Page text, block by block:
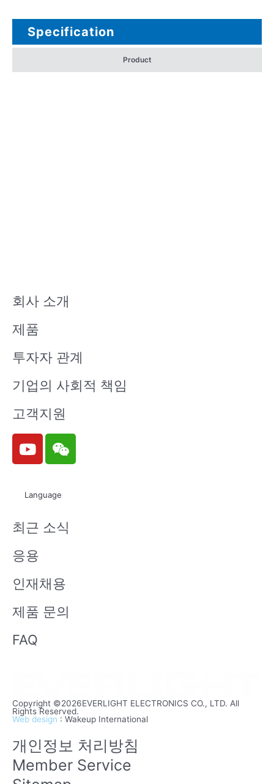
Specification
Product
회사 소개
제품
투자자 관계
기업의 사회적 책임
고객지원
Y
o
u
e
W
e
i
n
Language
최근 소식
응용
인재채용
제품 문의
FAQ
Copyright ©2026EVERLIGHT ELECTRONICS CO., LTD. All
Rights Reserved.
Web design : Wakeup International
개인정보 처리방침
Member Service